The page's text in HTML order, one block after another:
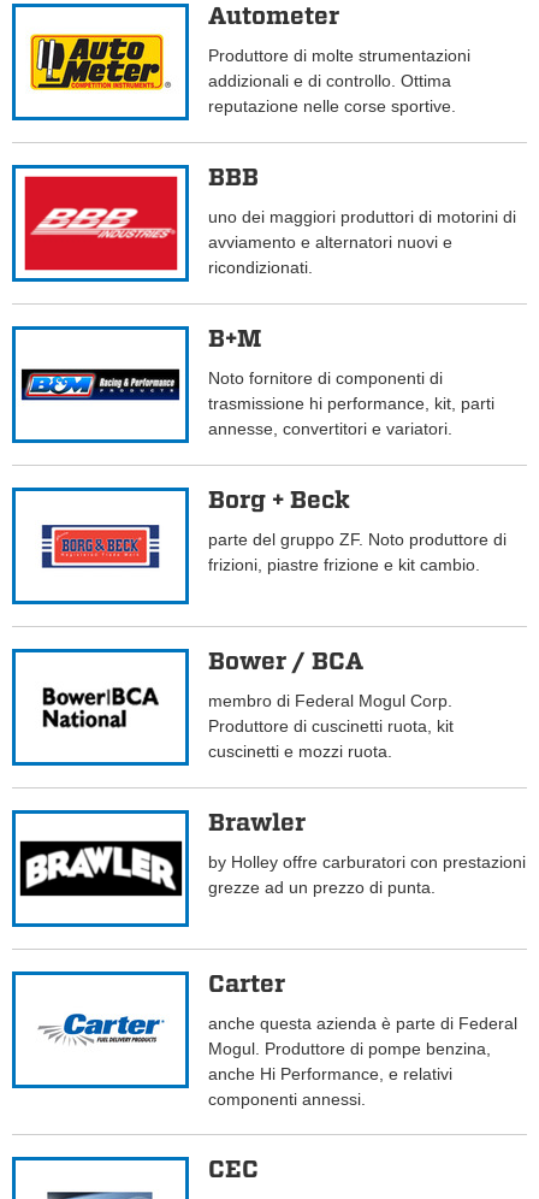
Autometer
Produttore di molte strumentazioni
addizionali e di controllo. Ottima
reputazione nelle corse sportive.
BBB
uno dei maggiori produttori di motorini di
avviamento e alternatori nuovi e
ricondizionati.
B+M
Noto fornitore di componenti di
trasmissione hi performance, kit, parti
annesse, convertitori e variatori.
Borg + Beck
parte del gruppo ZF. Noto produttore di
frizioni, piastre frizione e kit cambio.
Bower / BCA
membro di Federal Mogul Corp.
Produttore di cuscinetti ruota, kit
cuscinetti e mozzi ruota.
Brawler
by Holley offre carburatori con prestazioni
grezze ad un prezzo di punta.
Carter
anche questa azienda è parte di Federal
Mogul. Produttore di pompe benzina,
anche Hi Performance, e relativi
componenti annessi.
CEC